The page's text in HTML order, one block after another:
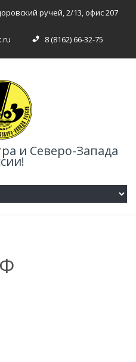
ручей, 2/13, офис 207
8 (8162) 66-32-75
и Северо-Запада